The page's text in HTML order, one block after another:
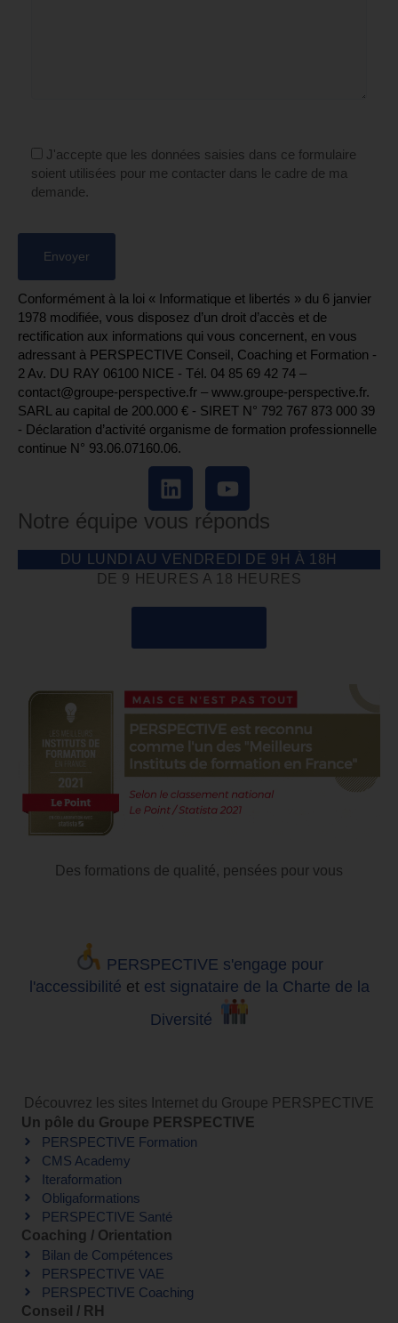
J'accepte que les données saisies dans ce formulaire
soient utilisées pour me contacter dans le cadre de ma
demande.
Conformément à la loi « Informatique et libertés » du 6 janvier
1978 modifiée, vous disposez d’un droit d’accès et de
rectification aux informations qui vous concernent, en vous
adressant à PERSPECTIVE Conseil, Coaching et Formation -
2 Av. DU RAY 06100 NICE - Tél. 04 85 69 42 74⁩ –
contact@groupe-perspective.fr – www.groupe-perspective.fr.
SARL au capital de 200.000 € - SIRET N° 792 767 873 000 39
- Déclaration d’activité organisme de formation professionnelle
continue N° 93.06.07160.06.
Notre équipe vous réponds
DU LUNDI AU VENDREDI DE 9H À 18H
DE 9 HEURES A 18 HEURES
Des formations de qualité, pensées pour vous
PERSPECTIVE s'engage pour
l'accessibilité et est signataire de la Charte de la
Diversité
Découvrez les sites Internet du Groupe PERSPECTIVE
Un pôle du Groupe PERSPECTIVE
PERSPECTIVE Formation
CMS Academy
Iteraformation
Obligaformations
PERSPECTIVE Santé
Coaching / Orientation
Bilan de Compétences
PERSPECTIVE VAE
PERSPECTIVE Coaching
Conseil / RH